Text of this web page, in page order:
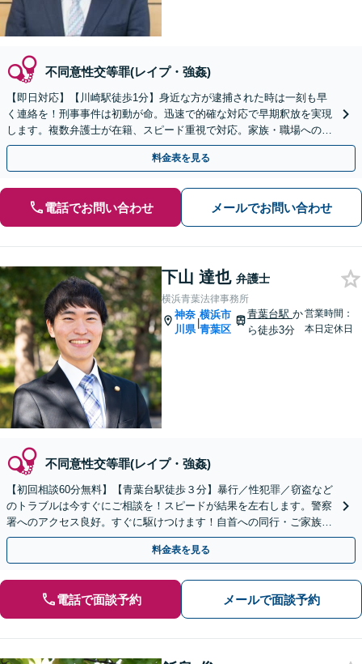
不同意性交等罪(レイプ・強姦)
【即日対応】【川崎駅徒歩1分】身近な方が逮捕された時は一刻も早
く連絡を！刑事事件は初動が命。迅速で的確な対応で早期釈放を実現
します。複数弁護士が在籍、スピード重視で対応。家族・職場への影
響に配慮しつつ、刑事事件の最良な解決を目指します。
料金表を見る
電話でお問い合わせ メールでお問い合わせ
下山 達也 弁護士
横浜青葉法律事務所
神奈
川県
|
横浜市
青葉区
青葉台駅か
ら徒歩3分
営業時間：
本日定休日
不同意性交等罪(レイプ・強姦)
【初回相談60分無料】【青葉台駅徒歩３分】暴行／性犯罪／窃盗など
のトラブルは今すぐにご相談を！スピードが結果を左右します。警察
署へのアクセス良好。すぐに駆けつけます！自首への同行・ご家族の
サポートもお任せ【夜間・土日相談可】
料金表を見る
電話で面談予約 メールで面談予約